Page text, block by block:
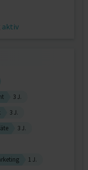
aktiv
3 J.
3 J.
3 J.
1 J.